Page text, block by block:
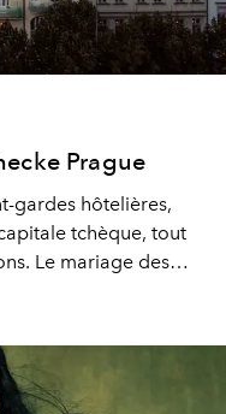
Prague
gardes hôtelières,
tchèque, tout
Le mariage des